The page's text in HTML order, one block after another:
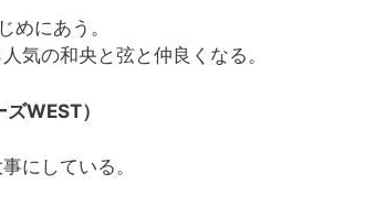
めにあう。
気の和央と弦と仲良くなる。
WEST）
にしている。